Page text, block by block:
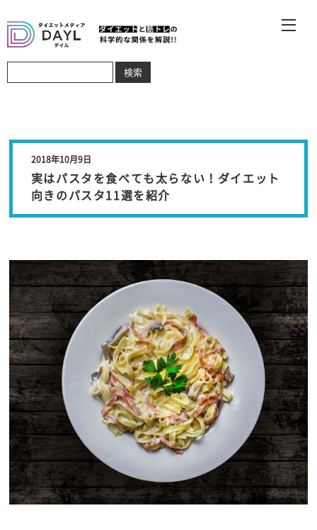
2018年10月9日
実はパスタを食べても太らない！ダイエット
向きのパスタ11選を紹介